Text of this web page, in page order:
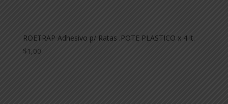
ROETRAP Adhesivo p/ Ratas .POTE PLASTICO x 4 lt.
$1,00